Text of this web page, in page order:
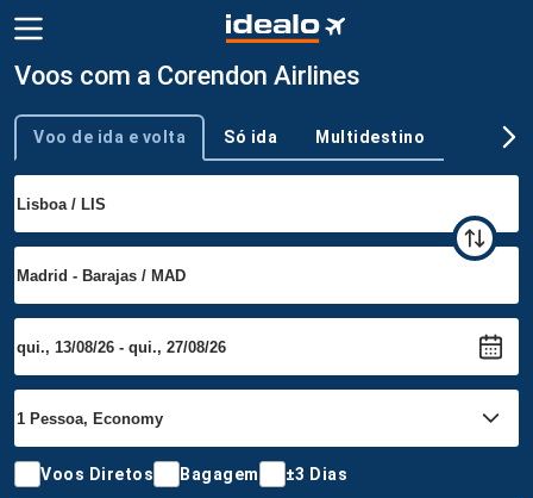
Voos com a Corendon Airlines
Tipo de viagem
Voo de ida e volta Só ida Multidestino
Voos Diretos Bagagem ±3 Dias